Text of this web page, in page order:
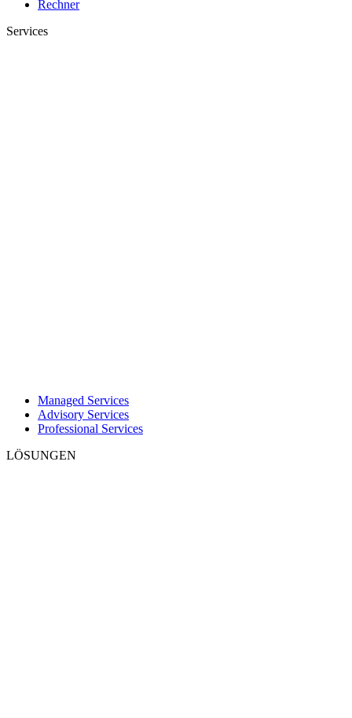
Rechner
Services
Managed Services
Advisory Services
Professional Services
LÖSUNGEN